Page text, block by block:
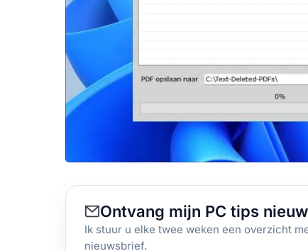
Ontvang mijn PC tips
Ik stuur u elke twee weken een overzicht
nieuwsbrief.